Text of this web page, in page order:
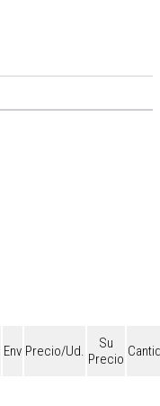
Env Precio/Ud.
Su
Precio